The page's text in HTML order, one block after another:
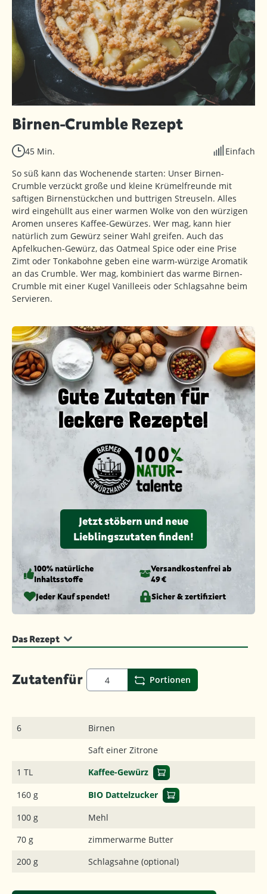
Birnen-Crumble Rezept
45 Min.
Einfach
So süß kann das Wochenende starten: Unser Birnen-
Crumble verzückt große und kleine Krümelfreunde mit
saftigen Birnenstückchen und buttrigen Streuseln. Alles
wird eingehüllt aus einer warmen Wolke von den würzigen
Aromen unseres Kaffee-Gewürzes. Wer mag, kann hier
natürlich zum Gewürz seiner Wahl greifen. Auch das
Apfelkuchen-Gewürz, das Oatmeal Spice oder eine Prise
Zimt oder Tonkabohne geben eine warm-würzige Aromatik
an das Crumble. Wer mag, kombiniert das warme Birnen-
Crumble mit einer Kugel Vanilleeis oder Schlagsahne beim
Servieren.
Gute Zutaten für
leckere Rezepte!
Jetzt stöbern und neue
Lieblingszutaten finden!
100% natürliche
Inhaltsstoffe
Versandkosten­frei ab
49 €
Jeder Kauf spendet!
Sicher & zertifiziert
Das Rezept
Zutatenfür Portionen
6
Birnen
Saft einer Zitrone
1 TL
Kaffee-Gewürz
160 g
BIO Dattelzucker
100 g
Mehl
70 g
zimmerwarme Butter
200 g
Schlagsahne (optional)